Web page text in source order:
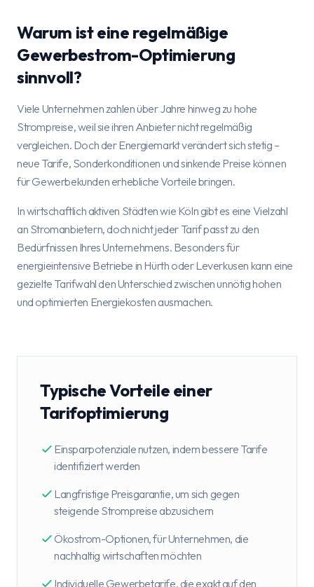
Warum ist eine regelmäßige
Gewerbestrom-Optimierung
sinnvoll?
Viele Unternehmen zahlen über Jahre hinweg zu hohe
Strompreise, weil sie ihren Anbieter nicht regelmäßig
vergleichen. Doch der Energiemarkt verändert sich stetig –
neue Tarife, Sonderkonditionen und sinkende Preise können
für Gewerbekunden erhebliche Vorteile bringen.
In wirtschaftlich aktiven Städten wie Köln gibt es eine Vielzahl
an Stromanbietern, doch nicht jeder Tarif passt zu den
Bedürfnissen Ihres Unternehmens. Besonders für
energieintensive Betriebe in Hürth oder Leverkusen kann eine
gezielte Tarifwahl den Unterschied zwischen unnötig hohen
und optimierten Energiekosten ausmachen.
Typische Vorteile einer
Tarifoptimierung
Einsparpotenziale nutzen, indem bessere Tarife
identifiziert werden
Langfristige Preisgarantie, um sich gegen
steigende Strompreise abzusichern
Ökostrom-Optionen, für Unternehmen, die
nachhaltig wirtschaften möchten
Individuelle Gewerbetarife, die exakt auf den